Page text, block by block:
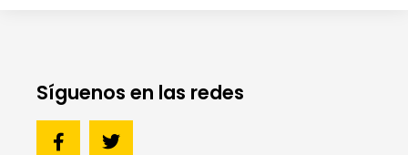
Síguenos en las redes